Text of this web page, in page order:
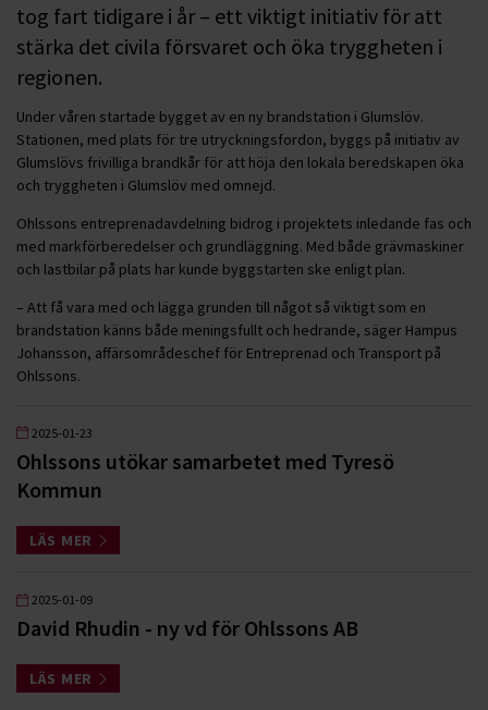
tog fart tidigare i år – ett viktigt initiativ för att
stärka det civila försvaret och öka tryggheten i
regionen.
Under våren startade bygget av en ny brandstation i Glumslöv.
Stationen, med plats för tre utryckningsfordon, byggs på initiativ av
Glumslövs frivilliga brandkår för att höja den lokala beredskapen öka
och tryggheten i Glumslöv med omnejd.
Ohlssons entreprenadavdelning bidrog i projektets inledande fas och
med markförberedelser och grundläggning. Med både grävmaskiner
och lastbilar på plats har kunde byggstarten ske enligt plan.
– Att få vara med och lägga grunden till något så viktigt som en
brandstation känns både meningsfullt och hedrande, säger Hampus
Johansson, affärsområdeschef för Entreprenad och Transport på
Ohlssons.
2025-01-23
Ohlssons utökar samarbetet med Tyresö
Kommun
LÄS MER
2025-01-09
David Rhudin - ny vd för Ohlssons AB
LÄS MER